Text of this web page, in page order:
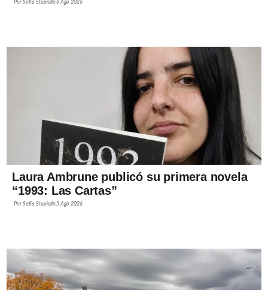
PorSofía Stupiello6 Ago 2026
Laura Ambrune publicó su primera novela
“1993: Las Cartas”
PorSofía Stupiello5 Ago 2026